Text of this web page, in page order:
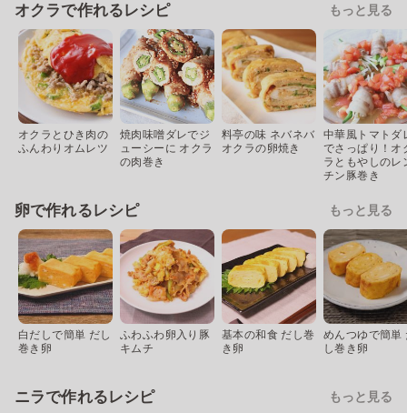
オクラで作れるレシピ もっと見る
オクラとひき肉の
ふんわりオムレツ
焼肉味噌ダレでジ
ューシーに オクラ
の肉巻き
料亭の味 ネバネバ
オクラの卵焼き
中華風トマトダ
でさっぱり！オ
ラともやしのレ
チン豚巻き
卵で作れるレシピ もっと見る
白だしで簡単 だし
巻き卵
ふわふわ卵入り豚
キムチ
基本の和食 だし巻
き卵
めんつゆで簡単
し巻き卵
ニラで作れるレシピ もっと見る